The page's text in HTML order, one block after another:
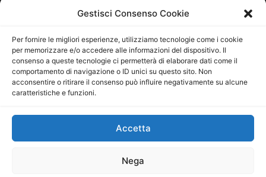
Gestisci Consenso Cookie
Per fornire le migliori esperienze, utilizziamo tecnologie come i cookie
per memorizzare e/o accedere alle informazioni del dispositivo. Il
consenso a queste tecnologie ci permetterà di elaborare dati come il
comportamento di navigazione o ID unici su questo sito. Non
acconsentire o ritirare il consenso può influire negativamente su alcune
caratteristiche e funzioni.
Accetta
Nega
29/09/2015
Direttore Editoriale: Maurizio Scaglione
Direttore Responsabile: Maria Calabrese
P.IVA: 06334930820
Mercurio Comunicazione Società Cooperativa a r.l. è
iscritta al Registro degli Operatori di Comunicazione al